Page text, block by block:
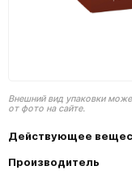
Внешний вид упаковки
от фото на сайте.
Действующее
Производитель